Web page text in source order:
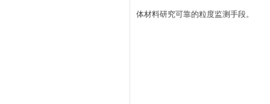
体材料研究可靠的粒度监测手段。